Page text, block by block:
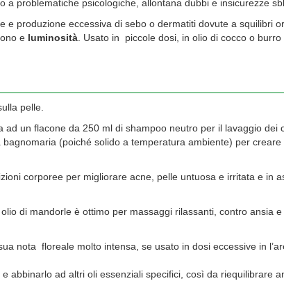
problematiche psicologiche, allontana dubbi e insicurezze
e produzione eccessiva di sebo o dermatiti dovute a squilibri
e luminosità . Usato in piccole dosi, in olio di cocco o
pelle.
ad un flacone da 250 ml di shampoo neutro per il lavaggio
(poiché solido a temperatura ambiente) per
corporee per migliorare acne, pelle untuosa e irritata e in
di mandorle è ottimo per massaggi rilassanti, contro ansia
nota floreale molto intensa, se usato in dosi eccessive in
abbinarlo ad altri oli essenziali specifici, così da riequilibrare